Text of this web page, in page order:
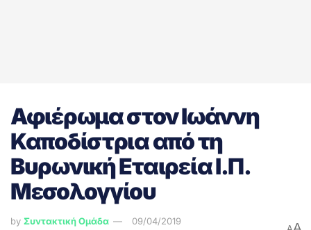
Αφιέρωμα στον Ιωάννη
Καποδίστρια από τη
Βυρωνική Εταιρεία Ι.Π.
Μεσολογγίου
by Συντακτική Ομάδα
09/04/2019